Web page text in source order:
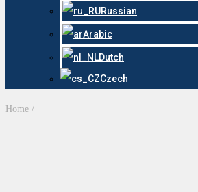
Russian
Arabic
Dutch
Czech
Home /